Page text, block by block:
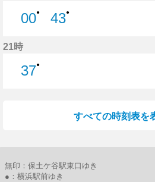
00●
43●
21時
37●
すべての時刻表を
無印：保土ケ谷駅東口ゆき
●：横浜駅前ゆき